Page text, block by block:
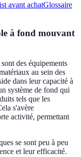
avant achatGlossaire
à fond mouvant
sont des équipements
au sein des
dans leur capacité à
système de fond qui
tels que les
s'avère
activité, permettant
se sont peu à peu
et leur efficacité.